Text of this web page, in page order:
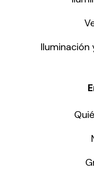
Iluminación